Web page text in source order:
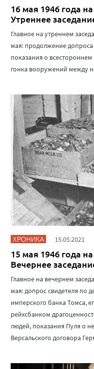
16 мая 1946 года
Утреннее
Главное на утреннем
мая: продолжение
показания о
гонка вооружений между
ХРОНИКА 15.05.2021
15 мая 1946 года
Вечернее
Главное на вечернем
мая: допрос свидетеля по
имперского банка Томса,
рейхсбанком
людей, показания Пуля о
Версальского договора